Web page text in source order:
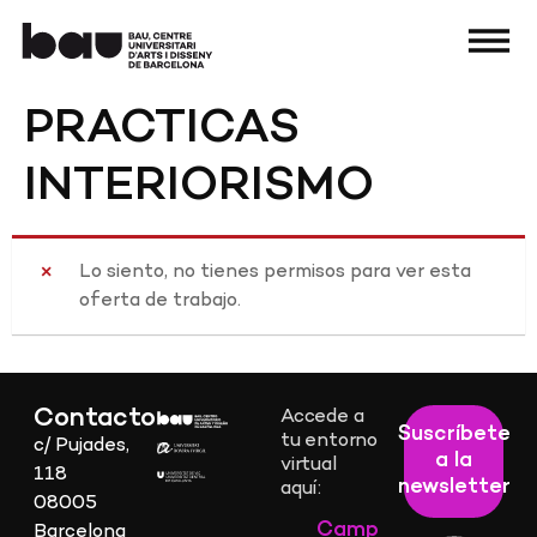
PRACTICAS
INTERIORISMO
Lo siento, no tienes permisos para ver esta
oferta de trabajo.
Contacto
c/ Pujades,
118
08005
Accede a
tu entorno
virtual
aquí:
Camp
Suscríbete
a la
newsletter